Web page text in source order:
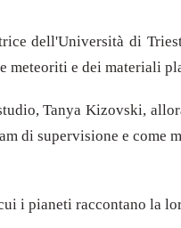
dell'Università di
meteoriti e dei materiali
Tanya Kizovski,
di supervisione e come
i pianeti raccontano la